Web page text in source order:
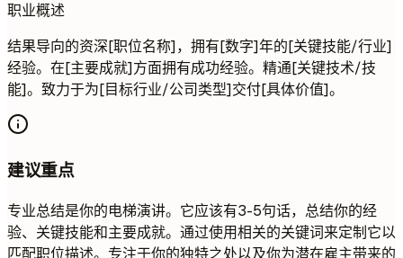
职业概述
结果导向的资深[职位名称]，拥有[数字]年的[关键技能/行业]
经验。在[主要成就]方面拥有成功经验。精通[关键技术/技
能]。致力于为[目标行业/公司类型]交付[具体价值]。
建议重点
专业总结是你的电梯演讲。它应该有3-5句话，总结你的经
验、关键技能和主要成就。通过使用相关的关键词来定制它以
匹配职位描述。专注于你的独特之处以及你为潜在雇主带来的